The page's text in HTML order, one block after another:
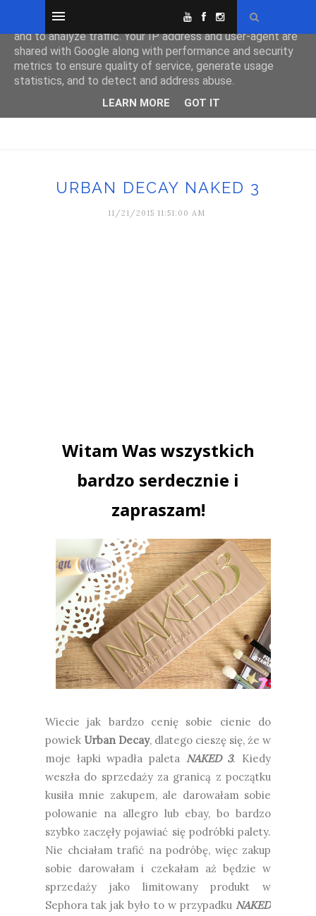
URBAN DECAY NAKED 3
11/21/2015 11:51:00 AM
Witam Was wszystkich
bardzo serdecznie i
zapraszam!
Wiecie jak bardzo cenię sobie cienie do
powiek Urban Decay, dlatego cieszę się, że w
moje łapki wpadła paleta NAKED 3. Kiedy
weszła do sprzedaży za granicą z początku
kusiła mnie zakupem, ale darowałam sobie
polowanie na allegro lub ebay, bo bardzo
szybko zaczęły pojawiać się podróbki palety.
Nie chciałam trafić na podróbę, więc zakup
sobie darowałam i czekałam aż będzie w
sprzedaży jako limitowany produkt w
Sephora tak jak było to w przypadku NAKED
This site uses cookies from Google to deliver its services
and to analyze traffic. Your IP address and user-agent are
shared with Google along with performance and security
metrics to ensure quality of service, generate usage
statistics, and to detect and address abuse.
LEARN MORE GOT IT